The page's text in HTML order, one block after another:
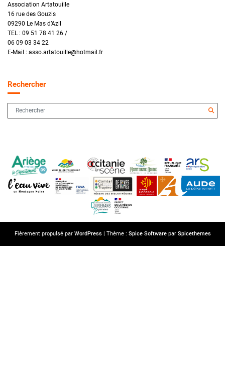
Association Artatouille
16 rue des Gouzis
09290 Le Mas d’Azil
TEL : 09 51 78 41 26 /
06 09 03 34 22
E-Mail : asso.artatouille@hotmail.fr
Rechercher
Fièrement propulsé par WordPress| Thème : Spice Softwarepar Spicethemes